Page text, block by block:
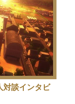
対談インタビ